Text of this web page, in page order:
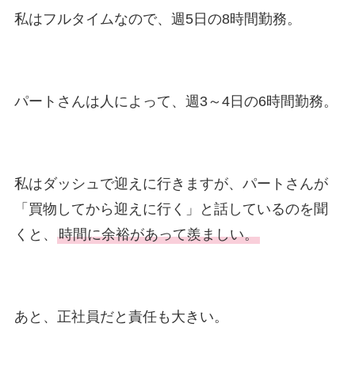
私はフルタイムなので、週5日の8時間勤務。
パートさんは人によって、週3～4日の6時間勤務。
私はダッシュで迎えに行きますが、パートさんが
「買物してから迎えに行く」と話しているのを聞
くと、 時間に余裕があって羨ましい。
あと、正社員だと責任も大きい。